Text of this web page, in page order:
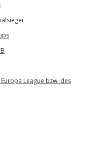
League bzw. des